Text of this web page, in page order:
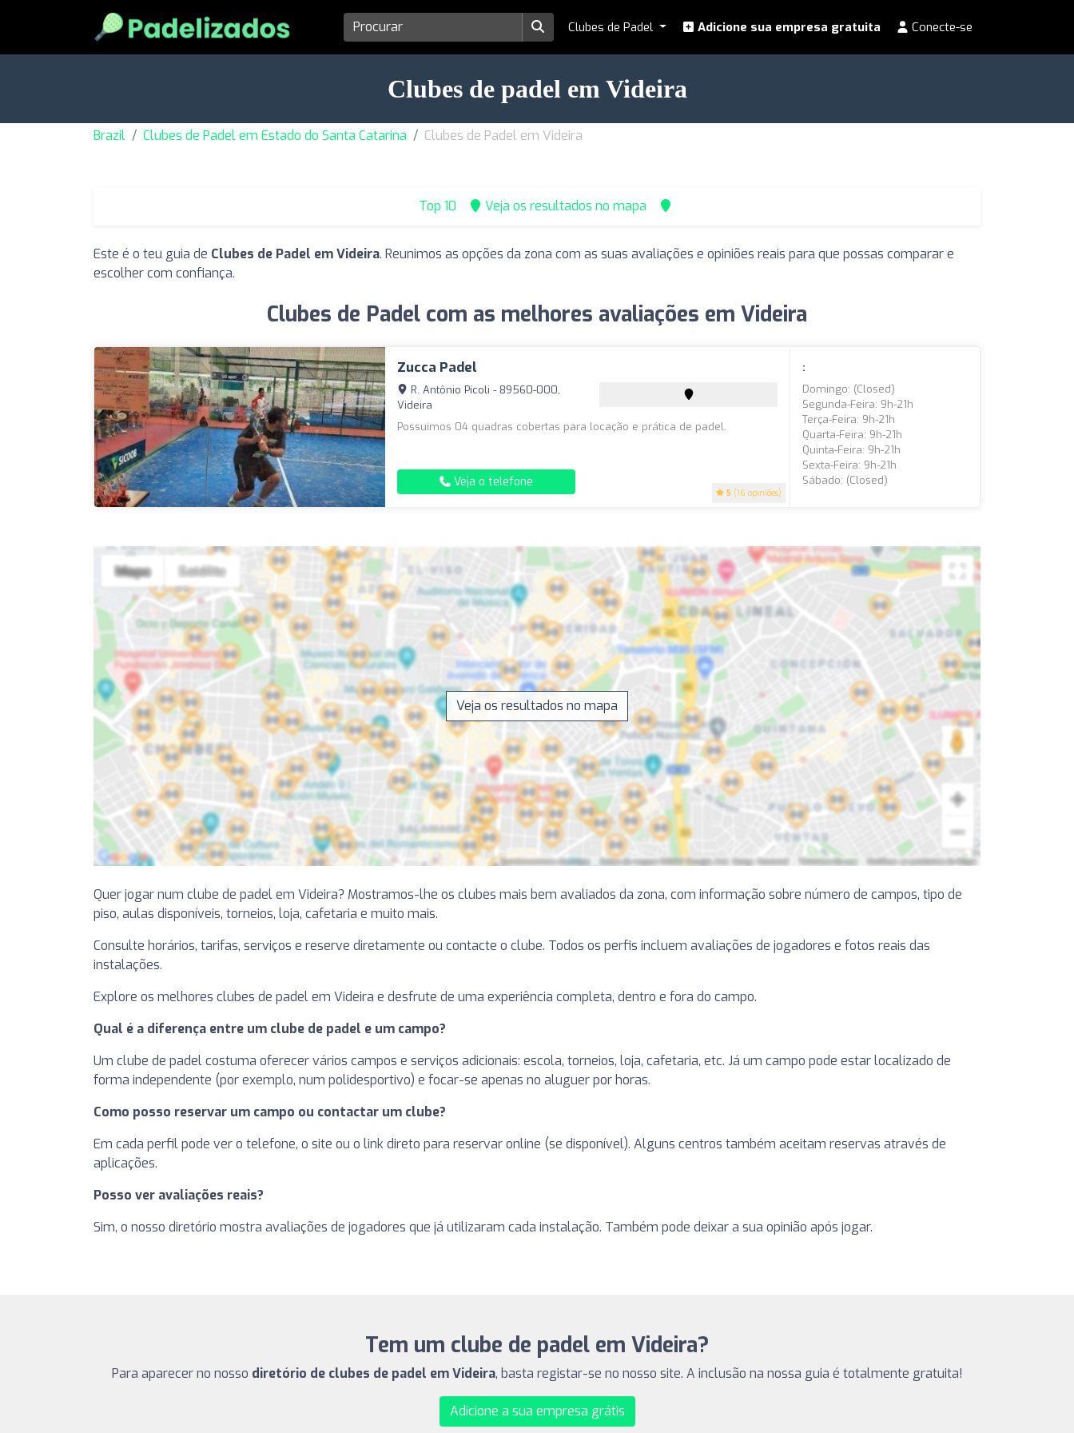
Clubes de Padel Adicione sua empresa gratuita Conecte-se
Clubes de padel em Videira
Brazil Clubes de Padel em Estado do Santa Catarina Clubes de Padel em Videira
Top 10 Veja os resultados no mapa
Este é o teu guia de Clubes de Padel em Videira. Reunimos as opções da zona com as suas avaliações e opiniões reais para que possas comparar e
escolher com confiança.
Clubes de Padel com as melhores avaliações em Videira
Zucca Padel
5 (16 opiniões)
R. Antônio Pícoli - 89560-000,
Videira
Possuímos 04 quadras cobertas para locação e prática de padel.
Veja o telefone
:
Domingo: (closed)
Segunda-Feira: 9h-21h
Terça-Feira: 9h-21h
Quarta-Feira: 9h-21h
Quinta-Feira: 9h-21h
Sexta-Feira: 9h-21h
Sábado: (closed)
Veja os resultados no mapa
Quer jogar num clube de padel em Videira? Mostramos-lhe os clubes mais bem avaliados da zona, com informação sobre número de campos, tipo de
piso, aulas disponíveis, torneios, loja, cafetaria e muito mais.
Consulte horários, tarifas, serviços e reserve diretamente ou contacte o clube. Todos os perfis incluem avaliações de jogadores e fotos reais das
instalações.
Explore os melhores clubes de padel em Videira e desfrute de uma experiência completa, dentro e fora do campo.
Qual é a diferença entre um clube de padel e um campo?
Um clube de padel costuma oferecer vários campos e serviços adicionais: escola, torneios, loja, cafetaria, etc. Já um campo pode estar localizado de
forma independente (por exemplo, num polidesportivo) e focar-se apenas no aluguer por horas.
Como posso reservar um campo ou contactar um clube?
Em cada perfil pode ver o telefone, o site ou o link direto para reservar online (se disponível). Alguns centros também aceitam reservas através de
aplicações.
Posso ver avaliações reais?
Sim, o nosso diretório mostra avaliações de jogadores que já utilizaram cada instalação. Também pode deixar a sua opinião após jogar.
Tem um clube de padel em Videira?
Para aparecer no nosso diretório de clubes de padel em Videira, basta registar-se no nosso site. A inclusão na nossa guia é totalmente gratuita!
Adicione a sua empresa grátis